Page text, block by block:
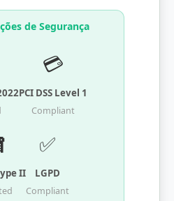
de Segurança
💳
PCI DSS Level 1
Compliant
II
✅
LGPD
Compliant